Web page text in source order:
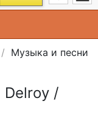
Музыка и песни
Delroy /